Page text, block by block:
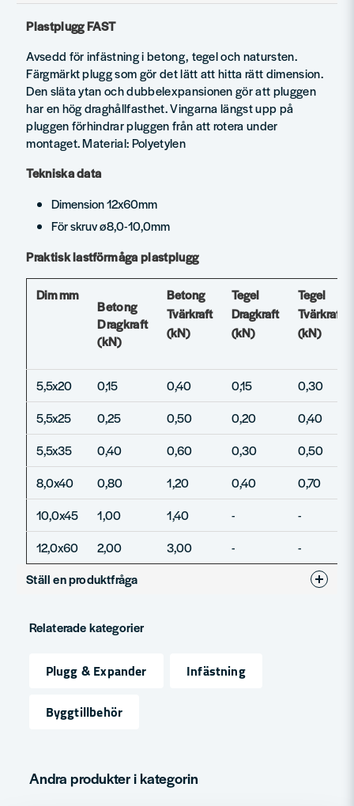
Plastplugg FAST
Avsedd för infästning i betong, tegel och natursten.
Färgmärkt plugg som gör det lätt att hitta rätt dimension.
Den släta ytan och dubbelexpansionen gör att pluggen
har en hög draghållfasthet. Vingarna längst upp på
pluggen förhindrar pluggen från att rotera under
montaget. Material: Polyetylen
Tekniska data
Dimension 12x60mm
För skruv ø8,0-10,0mm
Praktisk lastförmåga plastplugg
Dim mm
Betong
Dragkraft
(kN)
Betong
Tvärkraft
(kN)
Tegel
Dragkraft
(kN)
Tegel
Tvärkraft
(kN)
5,5x20 0,15 0,40 0,15
0,30
5,5x25
0,25 0,50 0,20
0,40
5,5x35
0,40 0,60 0,30
0,50
8,0x40
0,80 1,20 0,40
0,70
10,0x45
1,00 1,40 -
-
12,0x60
2,00 3,00 -
-
Ställ en produktfråga
Fråga oss något om denna produkten...
Namn
Relaterade kategorier
Plugg & Expander
Infästning
Byggtillbehör
Andra produkter i kategorin